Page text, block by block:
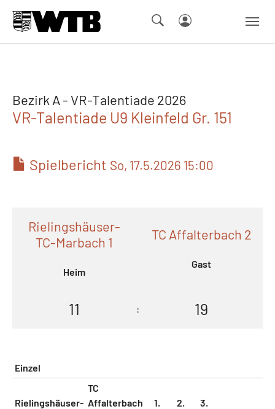
Bezirk A - VR-Talentiade 2026
VR-Talentiade U9 Kleinfeld Gr. 151
Spielbericht So, 17.5.2026 15:00
Rielingshäuser-
TC-Marbach 1
Heim
TC Affalterbach 2
Gast
11 : 19
Einzel
Rielingshäuser-
TC
Affalterbach
1.
2.
3.